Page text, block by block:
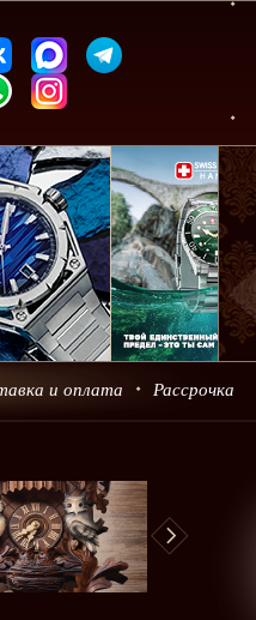
и оплата Рассрочка